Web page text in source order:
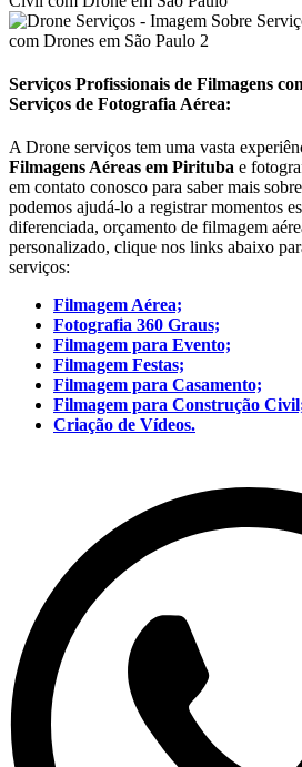
Serviços Profissionais de Filmagens
Serviços de Fotografia Aérea:
A Drone serviços tem uma vasta
Filmagens Aéreas em Pirituba e
em contato conosco para saber mais
podemos ajudá-lo a registrar momentos
diferenciada, orçamento de filmagem
personalizado, clique nos links abaixo
serviços:
Filmagem Aérea;
Fotografia 360 Graus;
Filmagem para Evento;
Filmagem Festas;
Filmagem para Casamento;
Filmagem para Construção
Criação de Vídeos.